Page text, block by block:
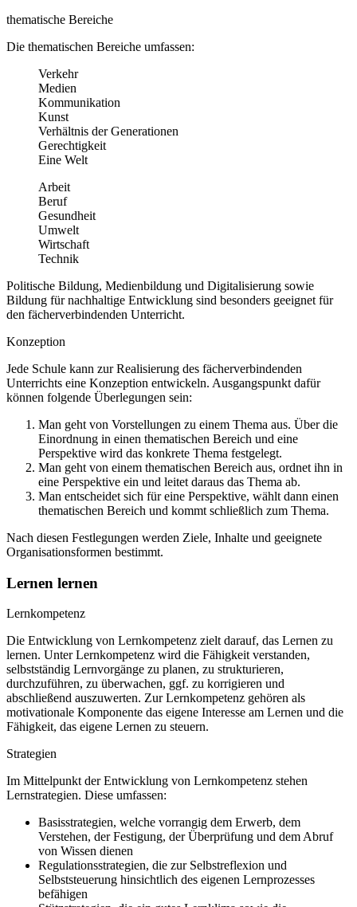
thematische Bereiche
Die thematischen Bereiche umfassen:
Verkehr
Medien
Kommunikation
Kunst
Verhältnis der Generationen
Gerechtigkeit
Eine Welt
Arbeit
Beruf
Gesundheit
Umwelt
Wirtschaft
Technik
Politische Bildung, Medienbildung und Digitalisierung sowie
Bildung für nachhaltige Entwicklung sind besonders geeignet für
den fächerverbindenden Unterricht.
Konzeption
Jede Schule kann zur Realisierung des fächerverbindenden
Unterrichts eine Konzeption entwickeln. Ausgangspunkt dafür
können folgende Überlegungen sein:
Man geht von Vorstellungen zu einem Thema aus. Über die
Einordnung in einen thematischen Bereich und eine
Perspektive wird das konkrete Thema festgelegt.
Man geht von einem thematischen Bereich aus, ordnet ihn in
eine Perspektive ein und leitet daraus das Thema ab.
Man entscheidet sich für eine Perspektive, wählt dann einen
thematischen Bereich und kommt schließlich zum Thema.
Nach diesen Festlegungen werden Ziele, Inhalte und geeignete
Organisationsformen bestimmt.
Lernen lernen
Lernkompetenz
Die Entwicklung von Lernkompetenz zielt darauf, das Lernen zu
lernen. Unter Lernkompetenz wird die Fähigkeit verstanden,
selbstständig Lernvorgänge zu planen, zu strukturieren,
durchzuführen, zu überwachen, ggf. zu korrigieren und
abschließend auszuwerten. Zur Lernkompetenz gehören als
motivationale Komponente das eigene Interesse am Lernen und die
Fähigkeit, das eigene Lernen zu steuern.
Strategien
Im Mittelpunkt der Entwicklung von Lernkompetenz stehen
Lernstrategien. Diese umfassen:
Basisstrategien, welche vorrangig dem Erwerb, dem
Verstehen, der Festigung, der Überprüfung und dem Abruf
von Wissen dienen
Regulationsstrategien, die zur Selbstreflexion und
Selbststeuerung hinsichtlich des eigenen Lernprozesses
befähigen